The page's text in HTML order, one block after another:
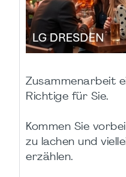
Zusammenarbeit
Richtige für Sie.
Kommen Sie
zu lachen und
erzählen.